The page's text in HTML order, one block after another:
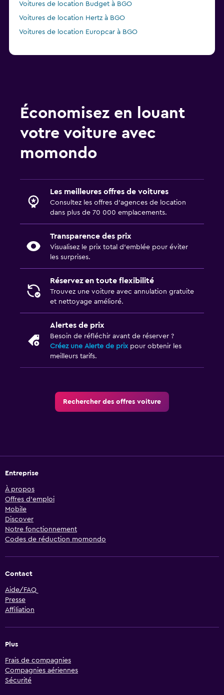
Voitures de location Budget à BGO
Voitures de location Hertz à BGO
Voitures de location Europcar à BGO
Économisez en louant
votre voiture avec
momondo
Les meilleures offres de voitures
Consultez les offres d’agences de location
dans plus de 70 000 emplacements.
Transparence des prix
Visualisez le prix total d’emblée pour éviter
les surprises.
Réservez en toute flexibilité
Trouvez une voiture avec annulation gratuite
et nettoyage amélioré.
Alertes de prix
Besoin de réfléchir avant de réserver ?
Créez une Alerte de prixpour obtenir les
meilleurs tarifs.
Rechercher des offres voiture
Entreprise
À propos
Offres d’emploi
Mobile
Discover
Notre fonctionnement
Codes de réduction momondo
Contact
Aide/FAQ
Presse
Affiliation
Plus
Frais de compagnies
Compagnies aériennes
Sécurité